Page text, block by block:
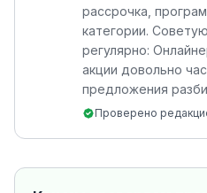
рассрочка,
категории.
регулярно:
акции довольно
предложения
Проверено